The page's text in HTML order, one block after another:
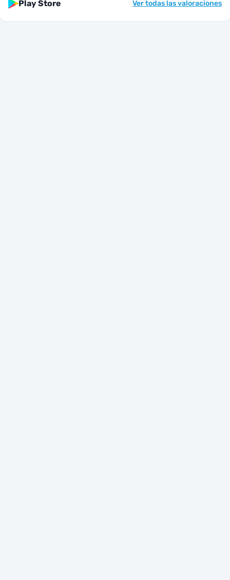
Play Store Ver todas las valoraciones